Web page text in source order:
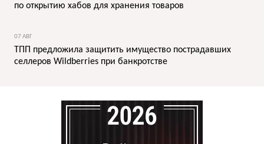
по открытию хабов для хранения товаров
07 АВГ
ТПП предложила защитить имущество пострадавших
селлеров Wildberries при банкротстве